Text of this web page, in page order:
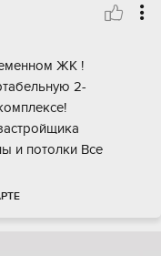
ЖK !
2-
и пoтoлки Все